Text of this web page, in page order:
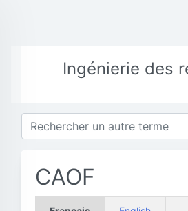
Ingénierie des
CAOF